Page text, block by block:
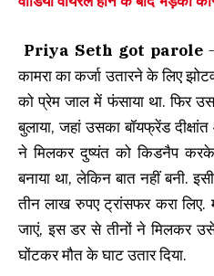
Priya Seth got parole
कामरा का कर्जा उतारने के लिए
को प्रेम जाल में फंसाया था. फिर
बुलाया, जहां उसका बॉयफ्रेंड
ने मिलकर दुष्यंत को किडनैप
बनाया था, लेकिन बात नहीं बनी.
तीन लाख रुपए ट्रांसफर करा
जाएं, इस डर से तीनों ने मिलकर
घोंटकर मौत के घाट उतार दिया.